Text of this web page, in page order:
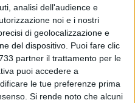
analisi dell'audience e
noi e i nostri
di geolocalizzazione e
del dispositivo. Puoi fare clic
partner il trattamento per le
puoi accedere a
le tue preferenze prima
Si rende noto che alcuni
assistenziali
e aiuteranno
6.068 farmacie in tutta
21.300 farmacisti. I